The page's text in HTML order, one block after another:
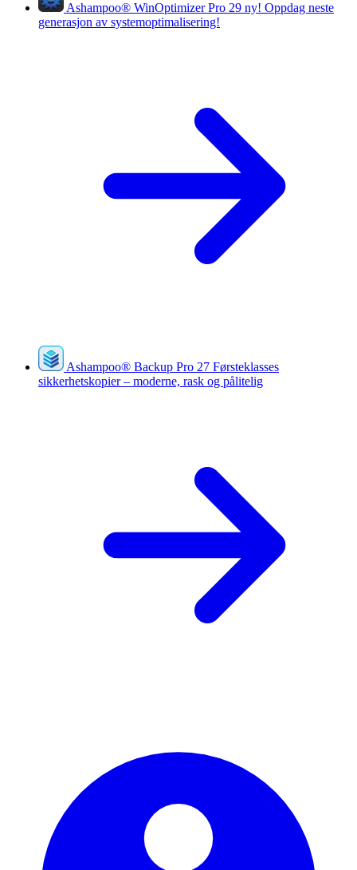
Ashampoo® WinOptimizer Pro 29 ny! Oppdag neste
generasjon av systemoptimalisering!
Ashampoo® Backup Pro 27 Førsteklasses
sikkerhetskopier – moderne, rask og pålitelig